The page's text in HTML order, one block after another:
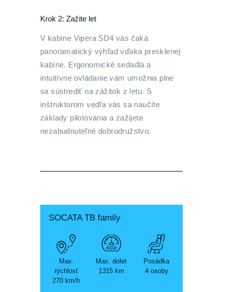
Krok 2: Zažite let
V kabíne Vipera SD4 vás čaká
panoramatický výhľad vďaka presklenej
kabíne. Ergonomické sedadlá a
intuitívne ovládanie vám umožnia plne
sa sústrediť na zážitok z letu. S
inštruktorom vedľa vás sa naučíte
základy pilotovania a zažijete
nezabudnuteľné dobrodružstvo.
SOCATA TB family
Max.
rýchlosť
270 km/h
Max. dolet
1315 km
Posádka
4 osoby